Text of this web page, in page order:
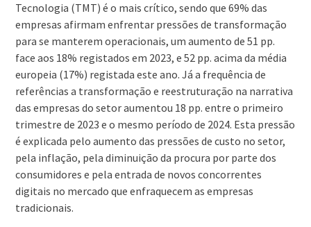
Tecnologia (TMT) é o mais crítico, sendo que 69% das
empresas afirmam enfrentar pressões de transformação
para se manterem operacionais, um aumento de 51 pp.
face aos 18% registados em 2023, e 52 pp. acima da média
europeia (17%) registada este ano. Já a frequência de
referências a transformação e reestruturação na narrativa
das empresas do setor aumentou 18 pp. entre o primeiro
trimestre de 2023 e o mesmo período de 2024. Esta pressão
é explicada pelo aumento das pressões de custo no setor,
pela inflação, pela diminuição da procura por parte dos
consumidores e pela entrada de novos concorrentes
digitais no mercado que enfraquecem as empresas
tradicionais.